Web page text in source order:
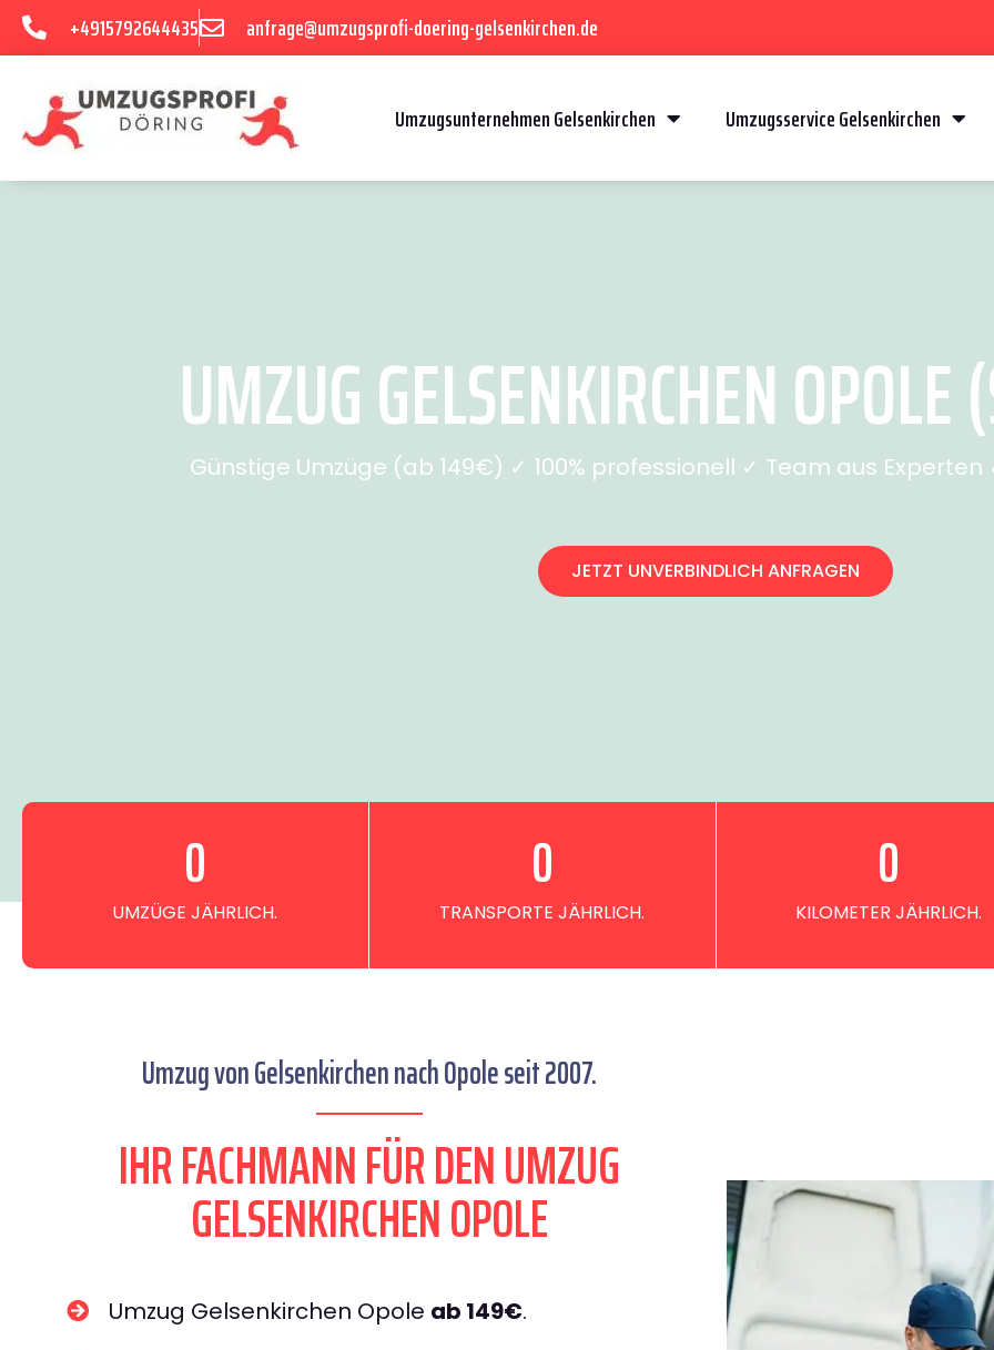
+4915792644435 anfrage@umzugsprofi-doering-gelsenkirchen.de
Umzugsunternehmen Gelsenkirchen Umzugsservice Gelsenkirchen
UMZUG GELSENKIRCHEN
Günstige Umzüge (ab 149€) ✓ 100% professionell ✓ Team aus
JETZT UNVERBINDLICH ANFRAGEN
UMZÜGE JÄHRLICH.
0
TRANSPORTE JÄHRLICH.
0
KILOMETER JÄHRLICH.
0
Umzug von Gelsenkirchen nach Opole seit 2007.
IHR FACHMANN FÜR DEN UMZUG
GELSENKIRCHEN OPOLE
Umzug Gelsenkirchen Opole ab 149€.